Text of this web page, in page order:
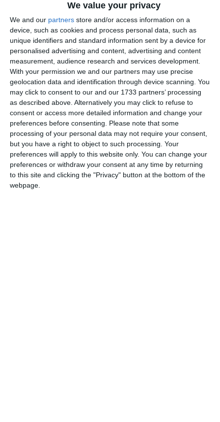
We value your privacy
We and our partners store and/or access information on a
device, such as cookies and process personal data, such as
unique identifiers and standard information sent by a device for
personalised advertising and content, advertising and content
measurement, audience research and services development.
With your permission we and our partners may use precise
geolocation data and identification through device scanning. You
may click to consent to our and our 1733 partners’ processing
as described above. Alternatively you may click to refuse to
consent or access more detailed information and change your
preferences before consenting. Please note that some
processing of your personal data may not require your consent,
but you have a right to object to such processing. Your
preferences will apply to this website only. You can change your
preferences or withdraw your consent at any time by returning
to this site and clicking the "Privacy" button at the bottom of the
webpage.
„Exclus. Am spus-o de multe ori. Cred că realizează și
dânsul în ceasul al treisprezecelea că a făcut mult rău
și României, și propriului partid, și guvernării, și
candidatului pe care l-a susținut. Sunt momente în
care trebuie să te uiți puțin în oglindă, să îți faci o
autoevaluare și să faci un pas în lateral sau în spate”,
a evidențiat Ionuț Moșteanu.
Citește și:
Elena Lasconi a demisionat din funcția de președinte al
USR (VIDEO)